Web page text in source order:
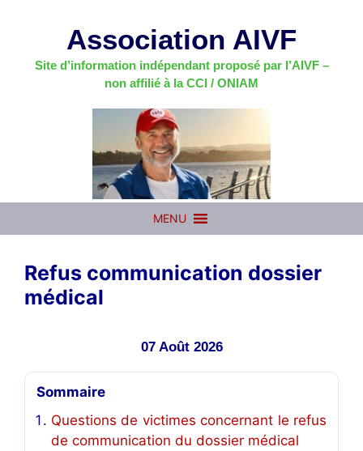
Association AIVF
Site d’information indépendant proposé par l’AIVF –
non affilié à la CCI / ONIAM
MENU
Refus communication dossier
médical
07 Août 2026
Sommaire
Questions de victimes concernant le refus
de communication du dossier médical